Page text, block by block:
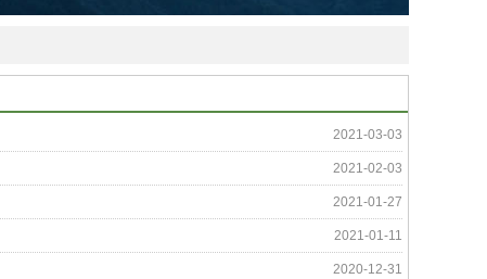
2021-03-03
2021-02-03
2021-01-27
2021-01-11
2020-12-31